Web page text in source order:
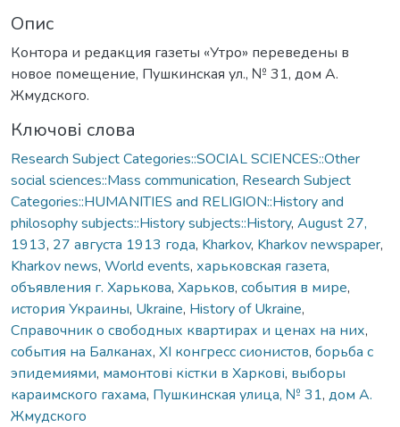
Опис
Контора и редакция газеты «Утро» переведены в
новое помещение, Пушкинская ул., № 31, дом А.
Жмудского.
Ключові слова
Research Subject Categories::SOCIAL SCIENCES::Other
social sciences::Mass communication, Research Subject
Categories::HUMANITIES and RELIGION::History and
philosophy subjects::History subjects::History, August 27,
1913, 27 августа 1913 года, Kharkov, Kharkov newspaper,
Kharkov news, World events, харьковская газета,
объявления г. Харькова, Харьков, события в мире,
история Украины, Ukraine, History of Ukraine,
Справочник о свободных квартирах и ценах на них,
события на Балканах, XI конгресс сионистов, борьба с
эпидемиями, мамонтові кістки в Харкові, выборы
караимского гахама, Пушкинская улица, № 31, дом А.
Жмудского